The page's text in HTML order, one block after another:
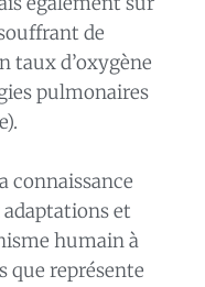
de
taux d’oxygène
pulmonaires
connaissance
et
humain à
que représente